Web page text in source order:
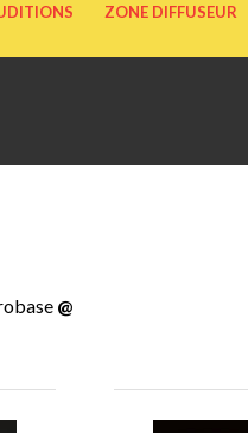
ZONE DIFFUSEUR
@